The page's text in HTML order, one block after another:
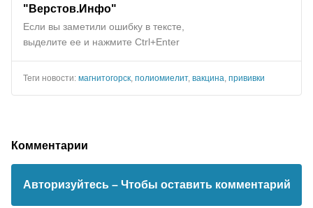
"Верстов.Инфо"
Если вы заметили ошибку в тексте,
выделите ее и нажмите Ctrl+Enter
Теги новости: магнитогорск полиомиелит, вакцина прививки
Комментарии
Авторизуйтесь – Чтобы оставить комментарий